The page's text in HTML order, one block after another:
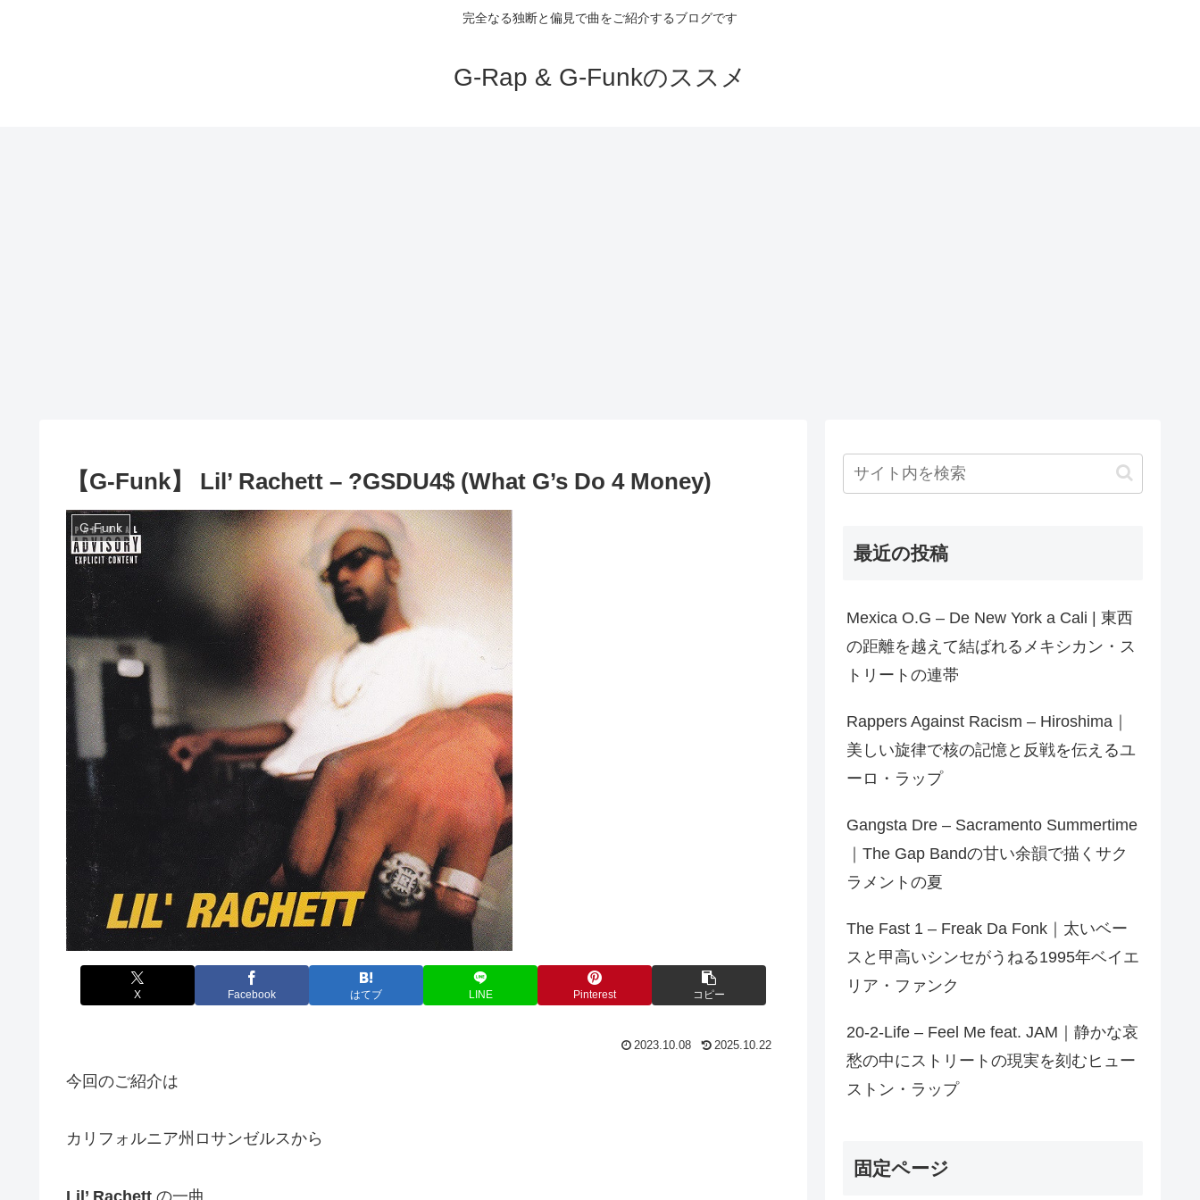
完全なる独断と偏見で曲をご紹介するブログです
G-Rap & G-Funkのススメ
【G-Funk】 Lil’ Rachett – ?GSDU4$ (What G’s Do 4 Money)
G-Funk
X Facebook はてブ LINE Pinterest コピー
2023.10.08 2025.10.22
今回のご紹介は
カリフォルニア州ロサンゼルスから
Lil’ Rachett の一曲
最近の投稿
Mexica O.G – De New York a Cali | 東西
の距離を越えて結ばれるメキシカン・ス
トリートの連帯
Rappers Against Racism – Hiroshima｜
美しい旋律で核の記憶と反戦を伝えるユ
ーロ・ラップ
Gangsta Dre – Sacramento Summertime
｜The Gap Bandの甘い余韻で描くサク
ラメントの夏
The Fast 1 – Freak Da Fonk｜太いベー
スと甲高いシンセがうねる1995年ベイエ
リア・ファンク
20-2-Life – Feel Me feat. JAM｜静かな哀
愁の中にストリートの現実を刻むヒュー
ストン・ラップ
固定ページ